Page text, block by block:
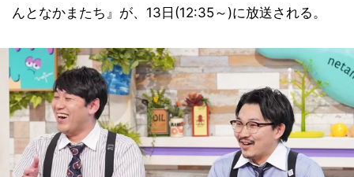
んとなかまたち』が、13日(12:35～)に放送される。